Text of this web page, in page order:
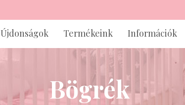
Újdonságok Termékeink Információk
Bögrék